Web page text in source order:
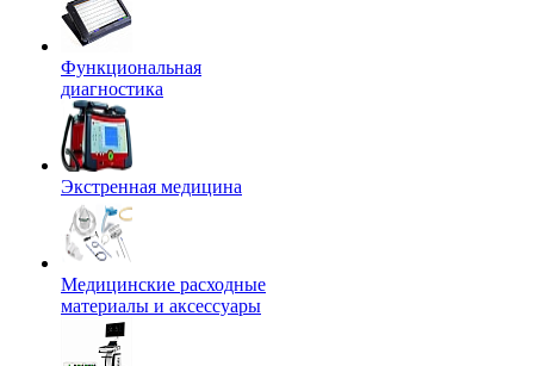
Функциональная
диагностика
Экстренная медицина
Медицинские расходные
материалы и аксессуары